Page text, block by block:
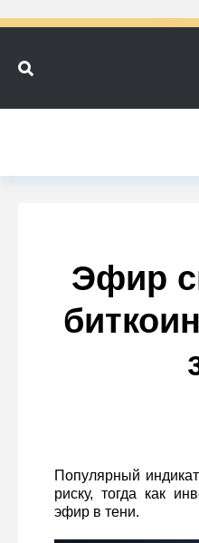
Эфир
Популярный
риску, тогда как
эфир в тени.